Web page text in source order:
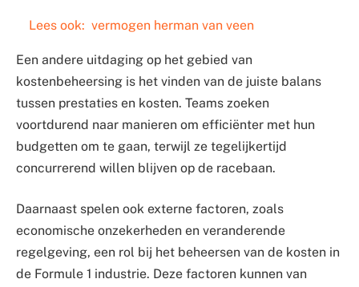
Lees ook: vermogen herman van veen
Een andere uitdaging op het gebied van
kostenbeheersing is het vinden van de juiste balans
tussen prestaties en kosten. Teams zoeken
voortdurend naar manieren om efficiënter met hun
budgetten om te gaan, terwijl ze tegelijkertijd
concurrerend willen blijven op de racebaan.
Daarnaast spelen ook externe factoren, zoals
economische onzekerheden en veranderende
regelgeving, een rol bij het beheersen van de kosten in
de Formule 1 industrie. Deze factoren kunnen van